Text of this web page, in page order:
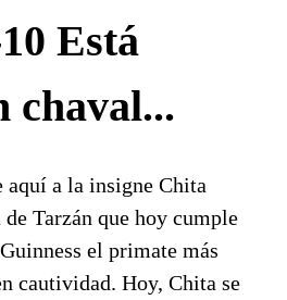
Está
chaval...
aquí a la insigne Chita
Tarzán que hoy cumple
el primate más
cautividad. Hoy, Chita se